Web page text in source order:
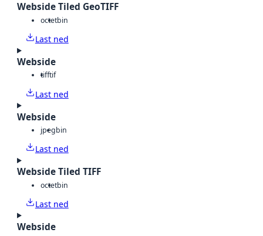
Webside Tiled GeoTIFF
octetbin
Last ned
Webside
tifftif
Last ned
Webside
jpegbin
Last ned
Webside Tiled TIFF
octetbin
Last ned
Webside